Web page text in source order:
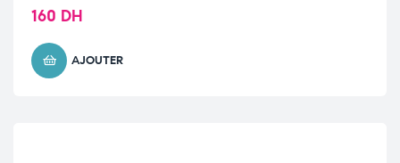
160 DH
AJOUTER